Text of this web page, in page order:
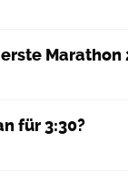
Marathon
für 3:30?